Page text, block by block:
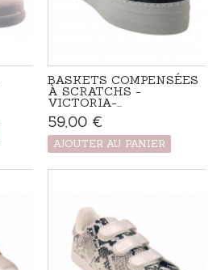
BASKETS COMPENSÉES
À SCRATCHS -
VICTORIA-...
59,00 €
options
AJOUTER AU PANIER